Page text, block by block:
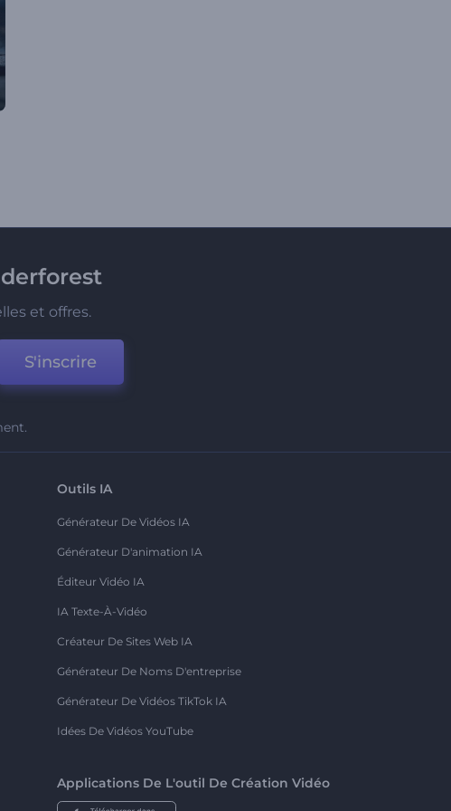
et offres.
S'inscrire
Outils IA
Générateur De Vidéos IA
Générateur D'animation IA
Éditeur Vidéo IA
IA Texte-À-Vidéo
Créateur De Sites Web IA
Générateur De Noms D'entreprise
Générateur De Vidéos TikTok IA
Idées De Vidéos YouTube
Applications De L'outil De Création Vidéo